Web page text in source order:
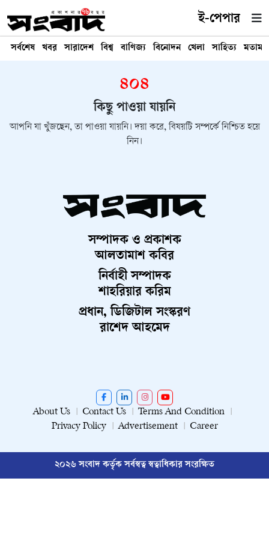
ই-পেপার
সর্বশেষ খবর সারাদেশ বিশ্ব বাণিজ্য বিনোদন খেলা সাহিত্য মতামত
৪০৪
কিছু পাওয়া যায়নি
আপনি যা খুঁজছেন, তা পাওয়া যায়নি। দয়া করে, বিষয়টি সম্পর্কে নিশ্চিত হয়ে
নিন।
সম্পাদক ও প্রকাশক
আলতামাশ কবির
নির্বাহী সম্পাদক
শাহরিয়ার করিম
প্রধান, ডিজিটাল সংস্করণ
রাশেদ আহমেদ
About Us Contact Us
Terms And Condition
Privacy Policy
Advertisement Career
২০২৬ সংবাদ কর্তৃক সর্বস্বত্ব স্বত্বাধিকার সংরক্ষিত